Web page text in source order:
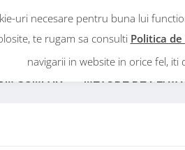
uri necesare pentru buna lui
te rugam sa consulti Politica de
navigarii in website in orice fel,